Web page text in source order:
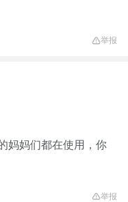
举报
妈妈们都在使用，你
举报